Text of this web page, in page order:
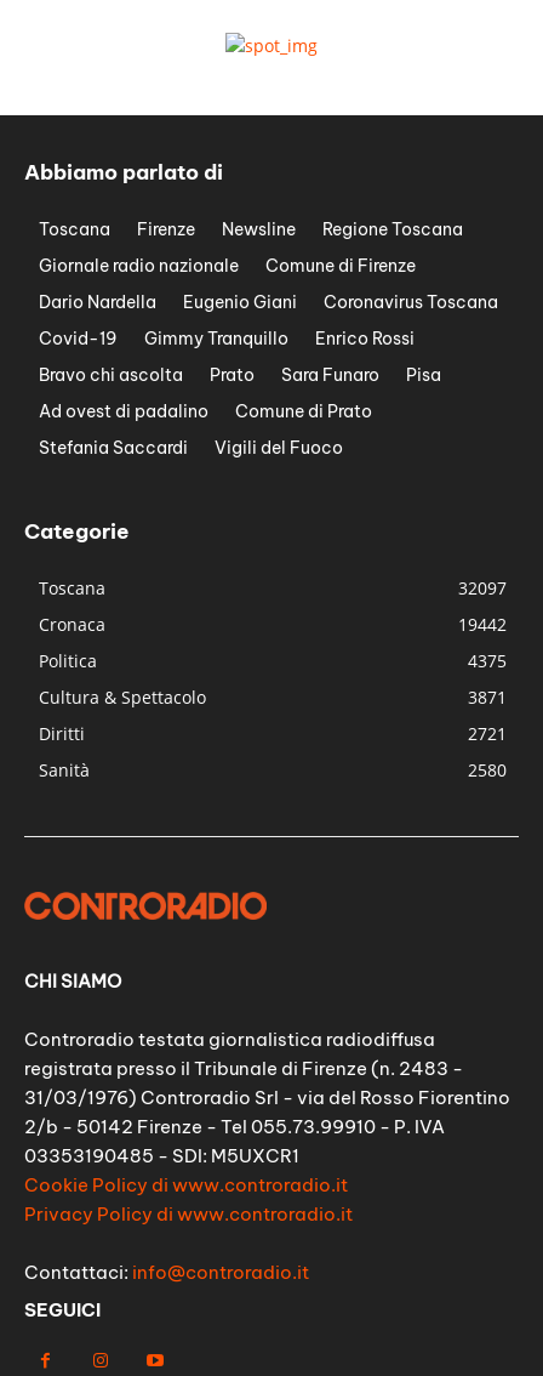
Abbiamo parlato di
Toscana Firenze Newsline
Regione Toscana
Giornale radio nazionale
Comune di Firenze
Dario Nardella
Eugenio Giani
Coronavirus Toscana
Covid-19
Gimmy Tranquillo
Enrico Rossi
Bravo chi ascolta
Prato Sara Funaro
Pisa
Ad ovest di padalino
Comune di Prato
Stefania Saccardi
Vigili del Fuoco
Categorie
Toscana
32097
Cronaca
19442
Politica
4375
Cultura & Spettacolo
3871
Diritti
2721
Sanità
2580
CHI SIAMO
Controradio testata giornalistica radiodiffusa
registrata presso il Tribunale di Firenze (n. 2483 -
31/03/1976) Controradio Srl - via del Rosso Fiorentino
2/b - 50142 Firenze - Tel 055.73.99910 - P. IVA
03353190485 - SDI: M5UXCR1
Cookie Policy di www.controradio.it
Privacy Policy di www.controradio.it
Contattaci: info@controradio.it
SEGUICI